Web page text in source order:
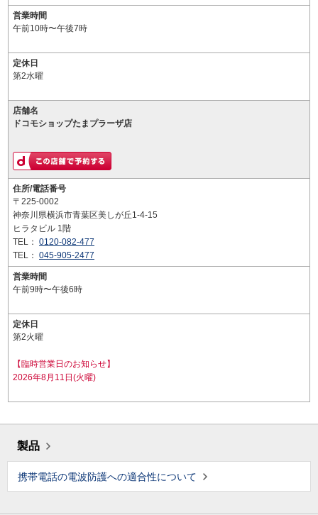
営業時間
午前10時〜午後7時
定休日
第2水曜
店舗名
ドコモショップたまプラーザ店
住所/電話番号
〒225-0002
神奈川県横浜市青葉区美しが丘1-4-15
ヒラタビル 1階
TEL： 0120-082-477
TEL： 045-905-2477
営業時間
午前9時〜午後6時
定休日
第2火曜
【臨時営業日のお知らせ】
2026年8月11日(火曜)
製品
携帯電話の電波防護への適合性について